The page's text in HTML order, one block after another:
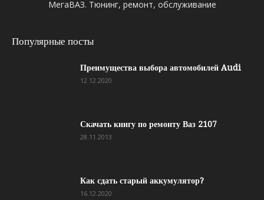
МегаВАЗ. Тюнинг, ремонт, обслуживание
Популярные посты
Преимущества выбора автомобилей Audi
12.12.2020
Скачать книгу по ремонту Ваз 2107
28.11.2013
Как сдать старый аккумулятор?
16.12.2020